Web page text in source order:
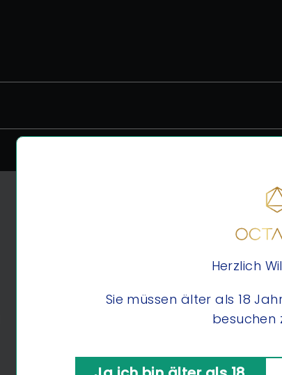
Herzlich
Sie müssen älter als 18
besuchen